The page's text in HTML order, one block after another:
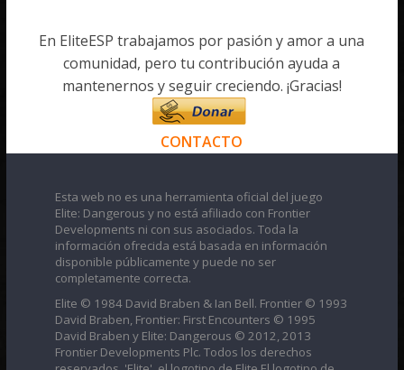
En EliteESP trabajamos por pasión y amor a una
comunidad, pero tu contribución ayuda a
mantenernos y seguir creciendo. ¡Gracias!
CONTACTO
Esta web no es una herramienta oficial del juego
Elite: Dangerous y no está afiliado con Frontier
Developments ni con sus asociados. Toda la
información ofrecida está basada en información
disponible públicamente y puede no ser
completamente correcta.
Elite © 1984 David Braben & Ian Bell. Frontier © 1993
David Braben, Frontier: First Encounters © 1995
David Braben y Elite: Dangerous © 2012, 2013
Frontier Developments Plc. Todos los derechos